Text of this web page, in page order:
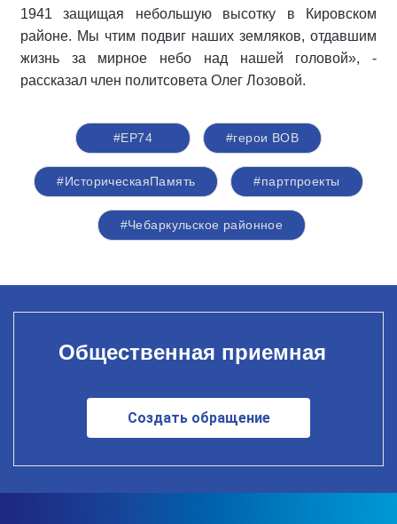
1941 защищая небольшую высотку в Кировском
районе. Мы чтим подвиг наших земляков, отдавшим
жизнь за мирное небо над нашей головой», -
рассказал член политсовета Олег Лозовой.
#ЕР74 #герои ВОВ
#ИсторическаяПамять #партпроекты
#Чебаркульское районное
Общественная приемная
Создать обращение